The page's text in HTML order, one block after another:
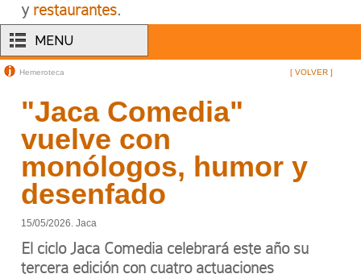
y restaurantes.
MENU
[ VOLVER ]
Hemeroteca
"Jaca Comedia"
vuelve con
monólogos, humor y
desenfado
15/05/2026. Jaca
El ciclo Jaca Comedia celebrará este año su
tercera edición con cuatro actuaciones